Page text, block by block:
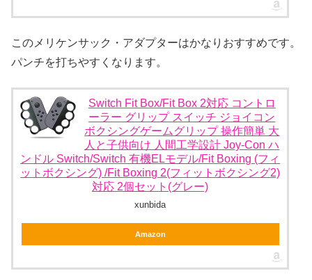
このメリケンサック・アダプターはかなりおすすめです。
パンチを打ちやすくなります。
Switch Fit Box/Fit Box 2対応 コントロ
ーラー グリップ スイッチ ジョイコン
ボクシングゲームグリップ 操作簡単 大
人と子供向け 人間工学設計 Joy-Con ハ
ンドル Switch/Switch 有機ELモデル/Fit Boxing (フィ
ットボクシング) /Fit Boxing 2(フィットボクシング2)
対応 2個セット(グレー)
xunbida
Amazon